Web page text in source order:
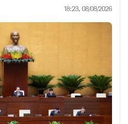
18:23, 08/08/2026